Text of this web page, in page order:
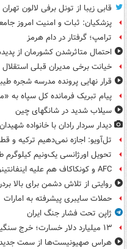
قابی زیبا از تونل برفی لالون تهران
پزشکیان: ثبات و امنیت امروز
ترامپ؛ گرفتار در دام هرمز
احتمال متاثرشدن کشورمان از
خیانت برخی مدیران قبلی استقلال
قرار نهایی پرونده مدرسه شجره
پیام تبریک فرمانده کل سپاه به
سیلاب شدید در شانگهای چین
دیدار سردار رادان با خانواده‌
تل‌آویو: اجازه نمی‌دهیم ترکیه و
تحویل اورژانسی یک‌ونیم
AFC و کونکاکاف هم علیه اینفانتینو شدند
روایتی از تلاش دشمن برای بالا
حملات سایبری پیشرفته به امارات
ژاپن تحت فشار جنگ ایران
۱۳ میلیارد دلار خسارت؛ خرج سنگین ایران روی دست پنتاگون
هراس صهیونیست‌ها از سمت